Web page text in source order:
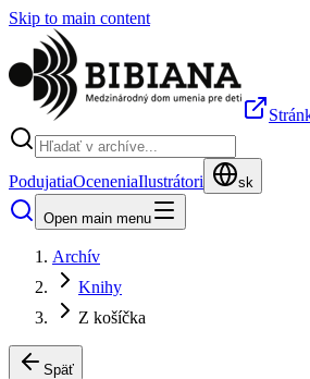
Skip to main content
PodujatiaOceneniaIlustrátori sk
Open main menu
Archív
Knihy
Z košíčka
Späť